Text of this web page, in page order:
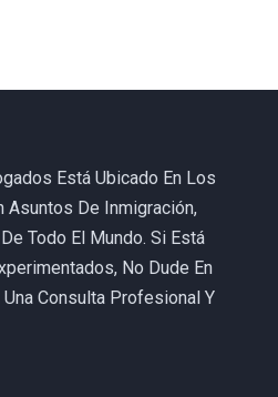
a single minute. Call
the best there is.
at Curbelo Law. ⭐⭐⭐⭐⭐
Está Ubicado En Los
Asuntos De Inmigración,
Todo El Mundo. Si Está
No Dude En
Consulta Profesional Y